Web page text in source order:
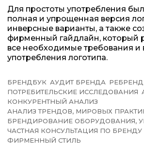
Для простоты употребления
полная и упрощенная версия
инверсные варианты, а также
фирменный гайдлайн, который
все необходимые требования и
употребления логотипа.
БРЕНДБУК АУДИТ БРЕНДА
ПОТРЕБИТЕЛЬСКИЕ ИССЛЕДОВАНИЯ
КОНКУРЕНТНЫЙ АНАЛИЗ
АНАЛИЗ ТРЕНДОВ, МИРОВЫХ
БРЕНДИРОВАНИЕ ОБОРУДОВАНИЯ,
ЧАСТНАЯ КОНСУЛЬТАЦИЯ ПО БРЕНДУ
ФИРМЕННЫЙ СТИЛЬ